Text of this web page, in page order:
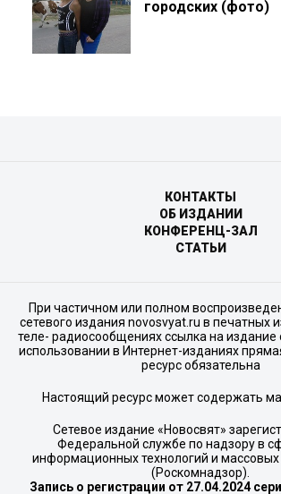
городских (фото)
КОНТАКТЫ
ОБ ИЗДАНИИ
КОНФЕРЕНЦ-ЗАЛ
СТАТЬИ
При частичном или полном
сетевого издания novosvyat.ru в печатных
теле- радиосообщениях ссылка на издание
использовании в Интернет-изданиях
ресурс обязательна
Настоящий ресурс может содержать
Сетевое издание «Новосвят»
Федеральной службе по надзору в
информационных технологий и
(Роскомнадзор).
Запись о регистрации от 27.04.2024